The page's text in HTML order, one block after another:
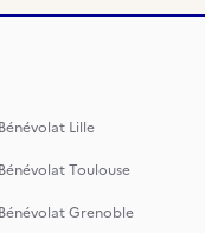
Bénévolat Lille
Bénévolat Toulouse
Bénévolat Grenoble